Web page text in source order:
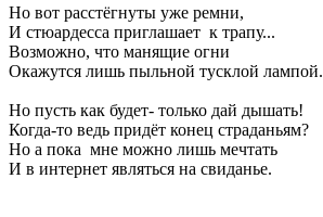
Но вот расстёгнуты уже ремни,
И стюардесса приглашает к трапу...
Возможно, что манящие огни
Окажутся лишь пыльной тусклой лампой.
Но пусть как будет- только дай дышать!
Когда-то ведь придёт конец страданьям?
Но а пока мне можно лишь мечтать
И в интернет являться на свиданье.